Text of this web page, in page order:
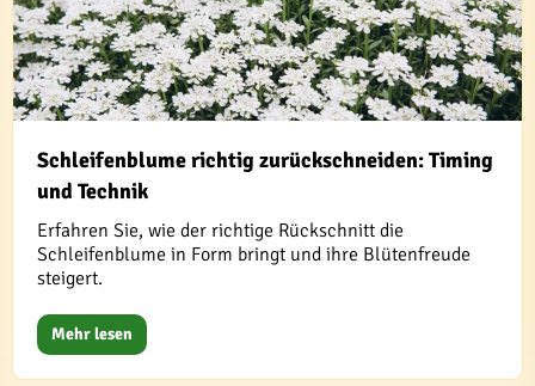
Schleifenblume richtig zurückschneiden: Timing
und Technik
Erfahren Sie, wie der richtige Rückschnitt die
Schleifenblume in Form bringt und ihre Blütenfreude
steigert.
Mehr lesen